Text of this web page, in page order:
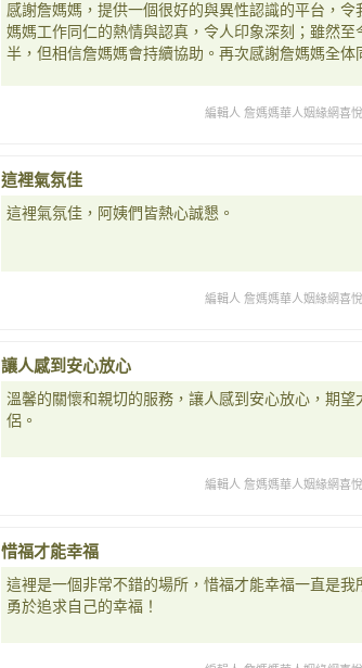
感謝詹媽媽，提供一個很好的與異性認識的平台，
媽媽工作同仁的熱情與認真，令人印象深刻；雖然
半，但相信詹媽媽會持續協助。再次感謝詹媽媽全体
編輯人 詹媽媽華人姻緣網喜
這裡氣氛佳
這裡氣氛佳，阿姨們皆熱心誠懇。
編輯人 詹媽媽華人姻緣網喜
讓人感到安心放心
溫馨的關懷和親切的服務，讓人感到安心放心，期望
侶。
編輯人 詹媽媽華人姻緣網喜
惜福才能幸福
這裡是一個非常不錯的場所，惜福才能幸福一直是我
勇於追求自己的幸福！